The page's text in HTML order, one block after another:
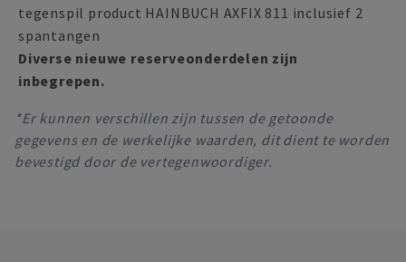
tegenspil product HAINBUCH AXFIX 811 inclusief 2
spantangen
Diverse nieuwe reserveonderdelen zijn
inbegrepen.
*Er kunnen verschillen zijn tussen de getoonde
gegevens en de werkelijke waarden, dit dient te worden
bevestigd door de vertegenwoordiger.